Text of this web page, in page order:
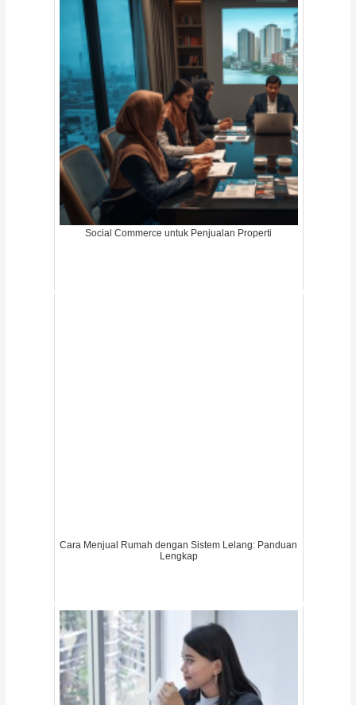
Social Commerce untuk Penjualan Properti
Cara Menjual Rumah dengan Sistem Lelang: Panduan
Lengkap